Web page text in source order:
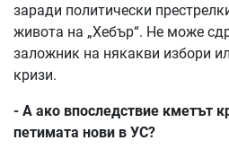
заради политически
живота на „Хебър“. Не може
заложник на някакви избори
кризи.
- А ако впоследствие кметът
петимата нови в УС?